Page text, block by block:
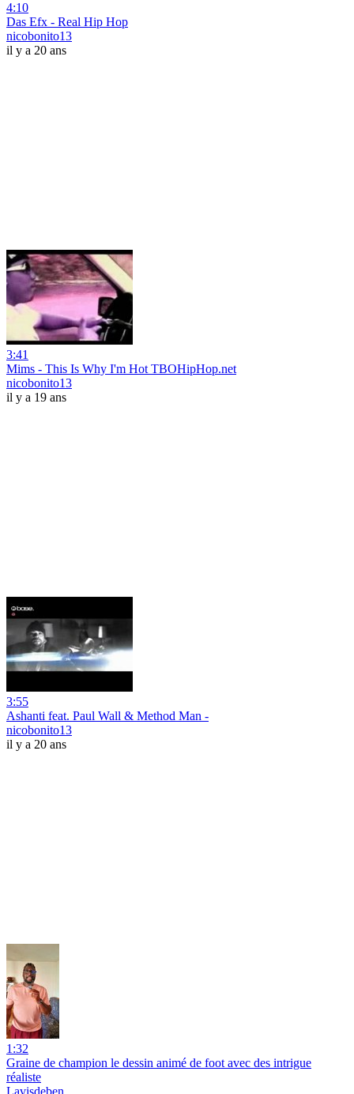
4:10
Das Efx - Real Hip Hop
nicobonito13
il y a 20 ans
3:41
Mims - This Is Why I'm Hot TBOHipHop.net
nicobonito13
il y a 19 ans
3:55
Ashanti feat. Paul Wall & Method Man -
nicobonito13
il y a 20 ans
1:32
Graine de champion le dessin animé de foot avec des intrigue
réaliste